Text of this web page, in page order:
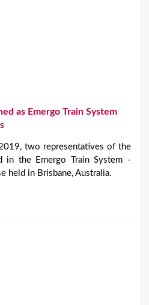
as Emergo Train System
two representatives of the
in the Emergo Train System -
held in Brisbane, Australia.